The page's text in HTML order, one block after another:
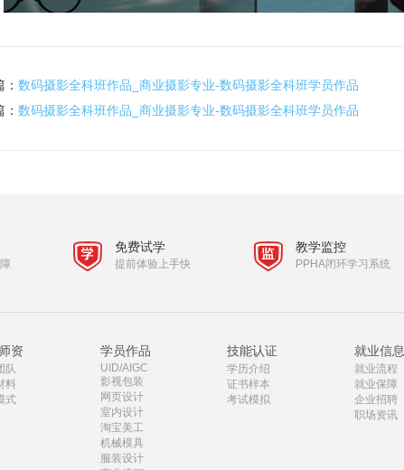
： 数码摄影全科班作品_商业摄影专业-数码摄影全科班学员作品
数码摄影全科班作品_商业摄影专业-数码摄影全科班学员作品
免费试学
提前体验上手快
教学监控
PPHA闭环学习系统
资
队
料
式
学员作品
UID/AIGC
影视包装
网页设计
室内设计
淘宝美工
机械模具
服装设计
技能认证
学历介绍
证书样本
考试模拟
就业信息
就业流程
就业保障
企业招聘
职场资讯